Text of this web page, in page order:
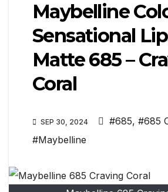
Maybelline
Sensational
Matte 685 –
Coral
SEP 30, 2024 #685, #685
#Maybelline